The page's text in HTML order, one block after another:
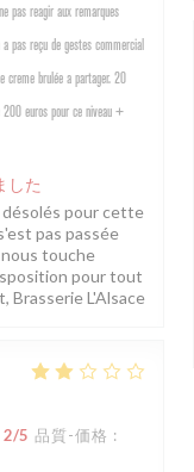
pas reagir aux remarques
pas reçu de gestes commercial
brulée a partager. 20
200 euros pour ce niveau +
した
désolés pour cette
pas passée
touche
pour tout
Brasserie L'Alsace
2/5 品質-価格 :